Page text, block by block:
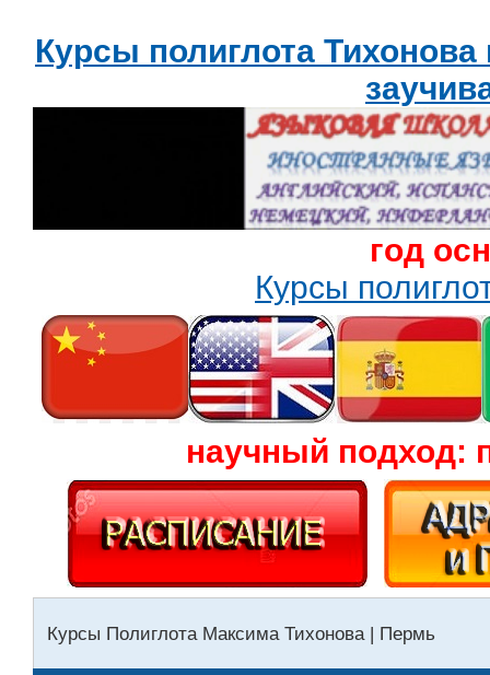
Курсы полиглота
год
Курсы
научный подход:
Курсы Полиглота Максима Тихонова | Пермь